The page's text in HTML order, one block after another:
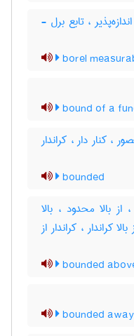
، تابع برل -
borel
bound of a
، کنار‌ دار ، کراندار
bounded
، از بالا محدود ، بالا
کراندار ، کراندار از
bounded
bounded